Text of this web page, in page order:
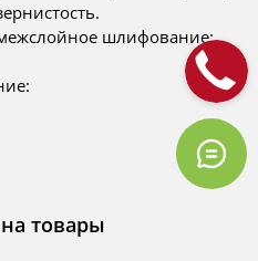
шлифование:
товары